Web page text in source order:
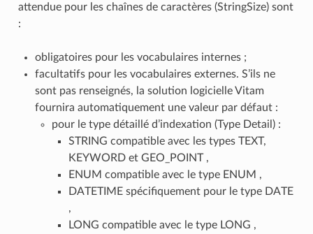
attendue pour les chaînes de caractères (StringSize) sont
:
obligatoires pour les vocabulaires internes ;
facultatifs pour les vocabulaires externes. S’ils ne
sont pas renseignés, la solution logicielle Vitam
fournira automatiquement une valeur par défaut :
pour le type détaillé d’indexation (Type Detail) :
STRING compatible avec les types TEXT,
KEYWORD et GEO_POINT ,
ENUM compatible avec le type ENUM ,
DATETIME spécifiquement pour le type DATE
,
LONG compatible avec le type LONG ,